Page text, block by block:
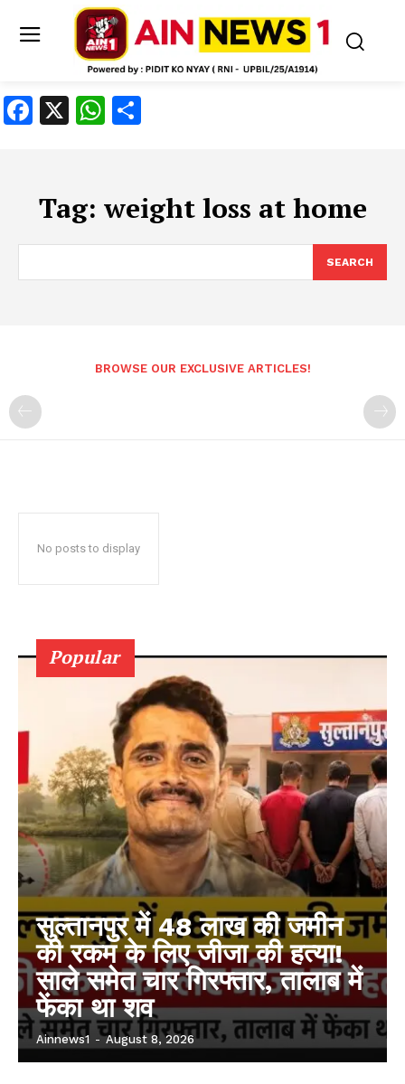
Facebook
X WhatsApp
Tag: weight loss at home
SEARCH
BROWSE OUR EXCLUSIVE ARTICLES!
No posts to display
Popular
सुल्तानपुर में 48 लाख की जमीन
की रकम के लिए जीजा की हत्या!
साले समेत चार गिरफ्तार, तालाब में
फेंका था शव
Ainnews1 - August 8, 2026